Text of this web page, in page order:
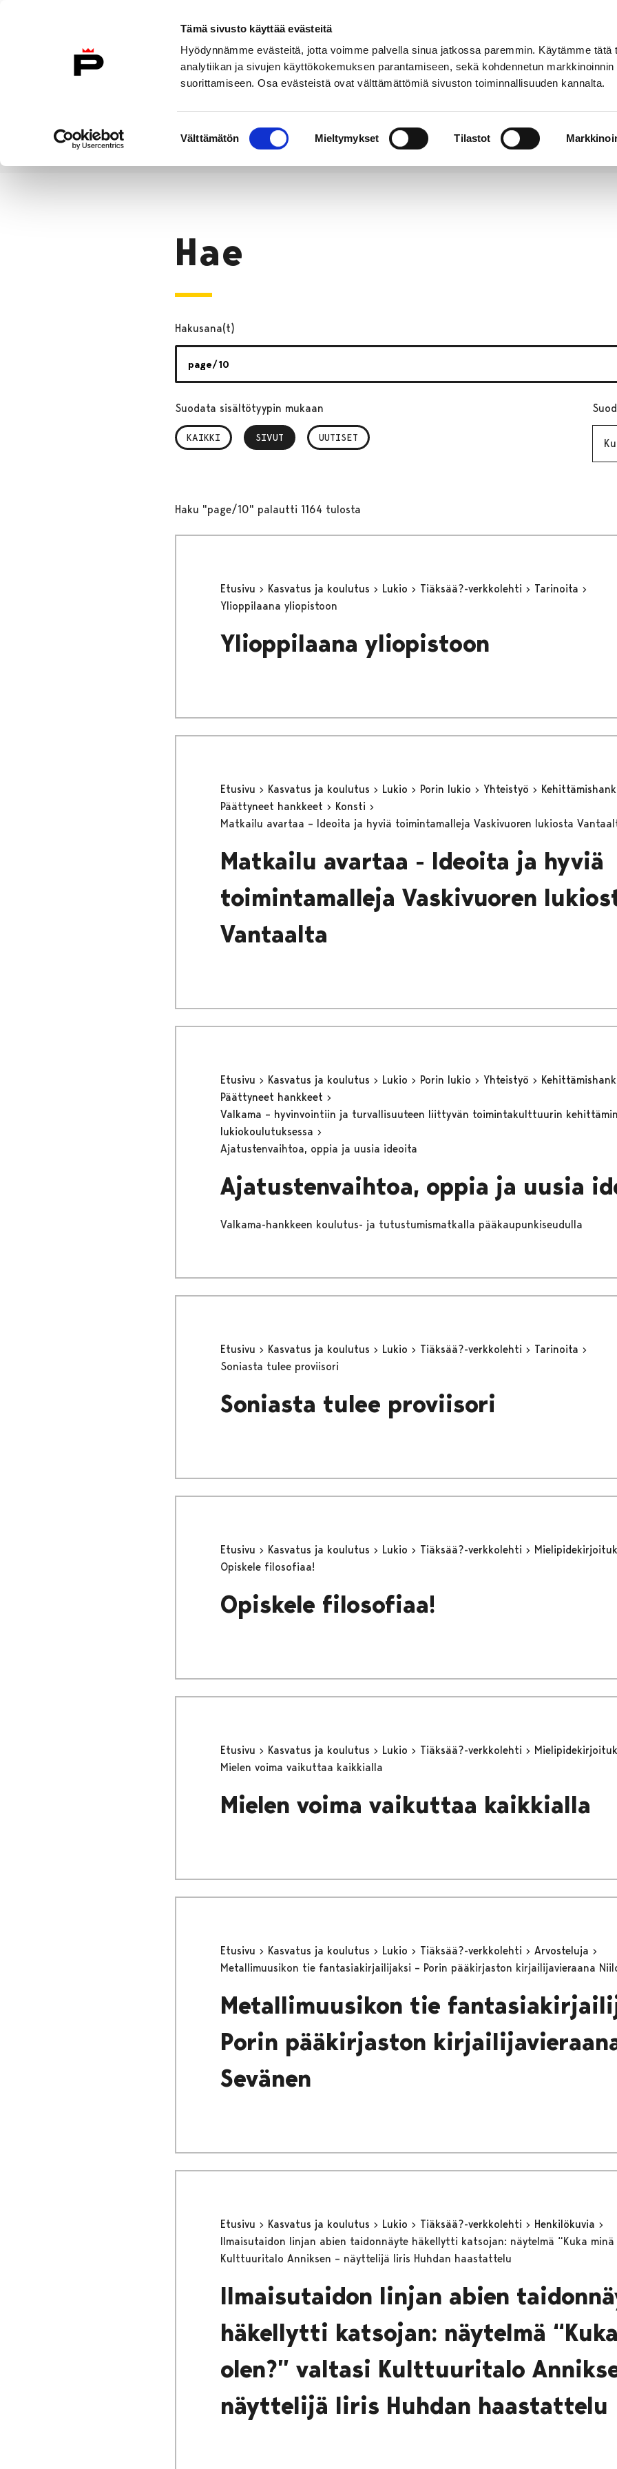
Tämä sivusto käyttää evästeitä
Hyödynnämme evästeitä, jotta voimme palvella sinua jatkossa paremmin. Käytämme tätä
analytiikan ja sivujen käyttökokemuksen parantamiseen, sekä kohdennetun markkinoinnin
suorittamiseen. Osa evästeistä ovat välttämättömiä sivuston toiminnallisuuden kannalta.
valinta
Välttämätön Mieltymykset Tilastot
Etusivulle
Etusivu
Hae
Hakusana(t)
Suodata sisältötyypin mukaan
KAIKKI SIVUT
, VALITTU UUTISET
Haku "page/10" palautti 1164 tulosta
Etusivu Kasvatus ja koulutus Lukio Tiäksää?-verkkolehti
Tarinoita
Ylioppilaana yliopistoon
Ylioppilaana yliopistoon
Etusivu Kasvatus ja koulutus Lukio Porin lukio Yhteistyö
Päättyneet hankkeet
Konsti
Matkailu avartaa – Ideoita ja hyviä toimintamalleja Vaskivuoren lukiosta
Matkailu avartaa - Ideoita ja hyviä
toimintamalleja Vaskivuoren
Vantaalta
Etusivu Kasvatus ja koulutus Lukio Porin lukio Yhteistyö
Päättyneet hankkeet
Valkama – hyvinvointiin ja turvallisuuteen liittyvän toimintakulttuurin
lukiokoulutuksessa
Ajatustenvaihtoa, oppia ja uusia ideoita
Ajatustenvaihtoa, oppia ja uusia
Valkama-hankkeen koulutus- ja tutustumismatkalla pääkaupunkiseudulla
Etusivu Kasvatus ja koulutus Lukio Tiäksää?-verkkolehti
Tarinoita
Soniasta tulee proviisori
Soniasta tulee proviisori
Etusivu Kasvatus ja koulutus Lukio Tiäksää?-verkkolehti
Opiskele filosofiaa!
Opiskele filosofiaa!
Etusivu Kasvatus ja koulutus Lukio Tiäksää?-verkkolehti
Mielen voima vaikuttaa kaikkialla
Mielen voima vaikuttaa kaikkialla
Etusivu Kasvatus ja koulutus Lukio Tiäksää?-verkkolehti
Arvosteluja
Metallimuusikon tie fantasiakirjailijaksi – Porin pääkirjaston kirjailijavieraana
Metallimuusikon tie
Porin pääkirjaston
Sevänen
Etusivu Kasvatus ja koulutus Lukio Tiäksää?-verkkolehti
Henkilökuvia
Ilmaisutaidon linjan abien taidonnäyte häkellytti katsojan: näytelmä “Kuka minä
Kulttuuritalo Anniksen – näyttelijä Iiris Huhdan haastattelu
Ilmaisutaidon linjan abien
häkellytti katsojan: näytelmä
olen?” valtasi Kulttuuritalo
näyttelijä Iiris Huhdan haastattelu